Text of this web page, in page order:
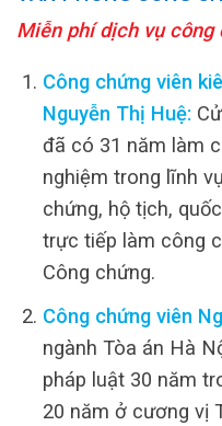
Miễn phí dịch vụ công
Công chứng viên
Nguyễn Thị Huệ:
đã có 31 năm làm
nghiệm trong lĩnh
chứng, hộ tịch,
trực tiếp làm công
Công chứng.
Công chứng viên
ngành Tòa án Hà
pháp luật 30 năm
20 năm ở cương vị